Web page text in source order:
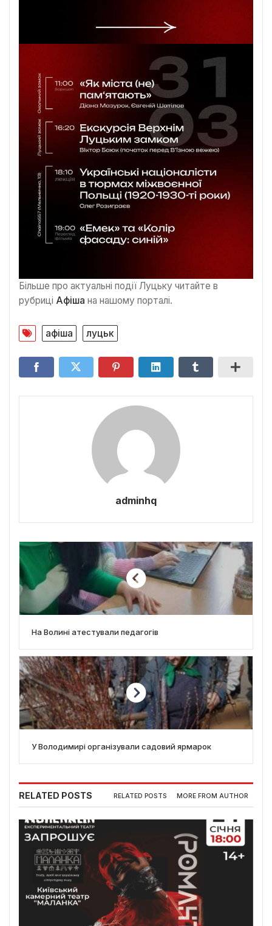
Більше про актуальні події Луцьку читайте в
рубриці Афіша на нашому порталі.
афіша луцьк
adminhq
На Волині атестували педагогів
У Володимирі організували садовий ярмарок
RELATED POSTS RELATED POSTS MORE FROM AUTHOR